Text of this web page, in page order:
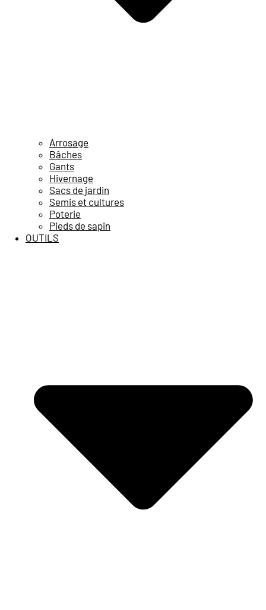
Arrosage
Bâches
Gants
Hivernage
Sacs de jardin
Semis et cultures
Poterie
Pieds de sapin
OUTILS